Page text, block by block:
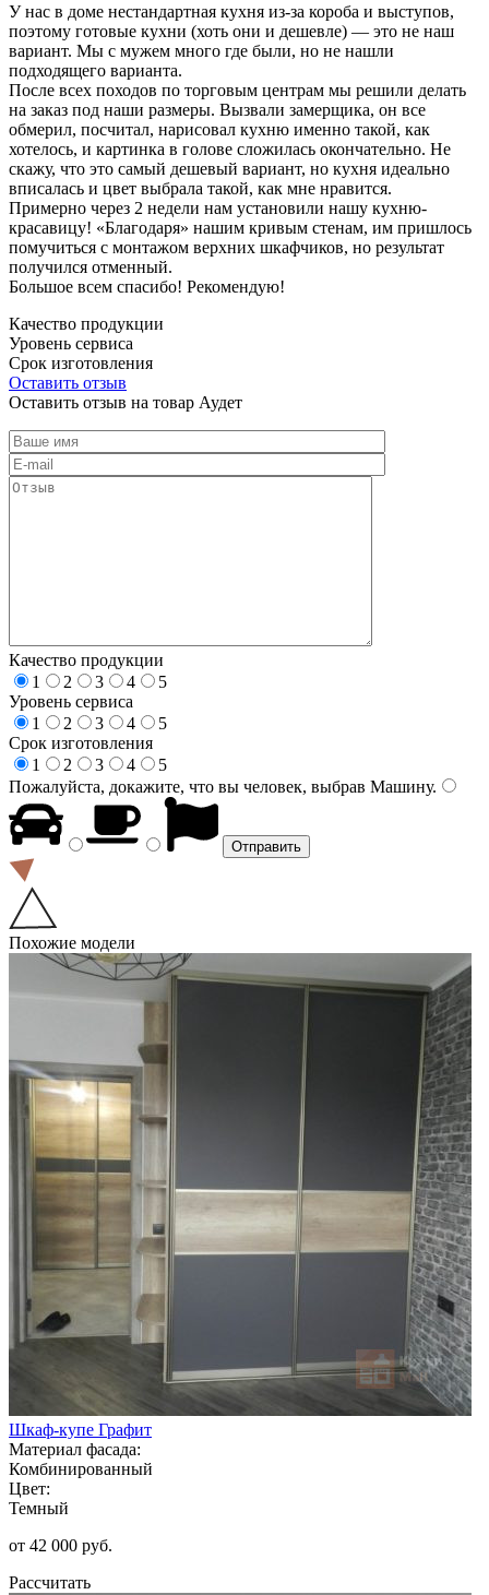
У нас в доме нестандартная кухня из-за короба и выступов,
поэтому готовые кухни (хоть они и дешевле) — это не наш
вариант. Мы с мужем много где были, но не нашли
подходящего варианта.
После всех походов по торговым центрам мы решили делать
на заказ под наши размеры. Вызвали замерщика, он все
обмерил, посчитал, нарисовал кухню именно такой, как
хотелось, и картинка в голове сложилась окончательно. Не
скажу, что это самый дешевый вариант, но кухня идеально
вписалась и цвет выбрала такой, как мне нравится.
Примерно через 2 недели нам установили нашу кухню-
красавицу! «Благодаря» нашим кривым стенам, им пришлось
помучиться с монтажом верхних шкафчиков, но результат
получился отменный.
Большое всем спасибо! Рекомендую!
Качество продукции
Уровень сервиса
Срок изготовления
Оставить отзыв
Оставить отзыв на товар Аудет
Качество продукции
1
2 3 4
5
Уровень сервиса
1
2 3 4
5
Срок изготовления
1
2 3 4
5
Пожалуйста, докажите, что вы человек, выбрав Машину.
Похожие модели
Шкаф-купе Графит
Материал фасада:
Комбинированный
Цвет:
Темный
от 42 000 руб.
Рассчитать